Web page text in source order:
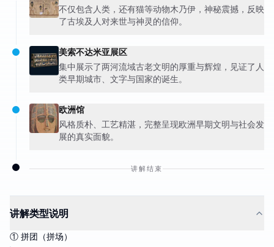
不仅包含人类，还有猫等动物木乃伊，神秘震撼，反映
了古埃及人对来世与神灵的信仰。
美索不达米亚展区
集中展示了两河流域古老文明的厚重与辉煌，见证了人
类早期城市、文字与国家的诞生。
欧洲馆
风格质朴、工艺精湛，完整呈现欧洲早期文明与社会发
展的真实面貌。
讲解结束
讲解类型说明
① 拼团（拼场）